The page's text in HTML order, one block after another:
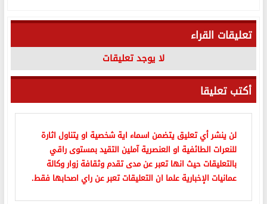
تعليقات القراء
لا يوجد تعليقات
أكتب تعليقا
لن ينشر أي تعليق يتضمن اسماء اية شخصية او يتناول اثارة
للنعرات الطائفية او العنصرية آملين التقيد بمستوى راقي
بالتعليقات حيث انها تعبر عن مدى تقدم وثقافة زوار وكالة
عمانيات الإخبارية علما ان التعليقات تعبر عن راي اصحابها فقط.